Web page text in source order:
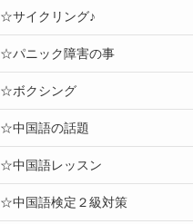
☆サイクリング♪
☆パニック障害の事
☆ボクシング
☆中国語の話題
☆中国語レッスン
☆中国語検定２級対策